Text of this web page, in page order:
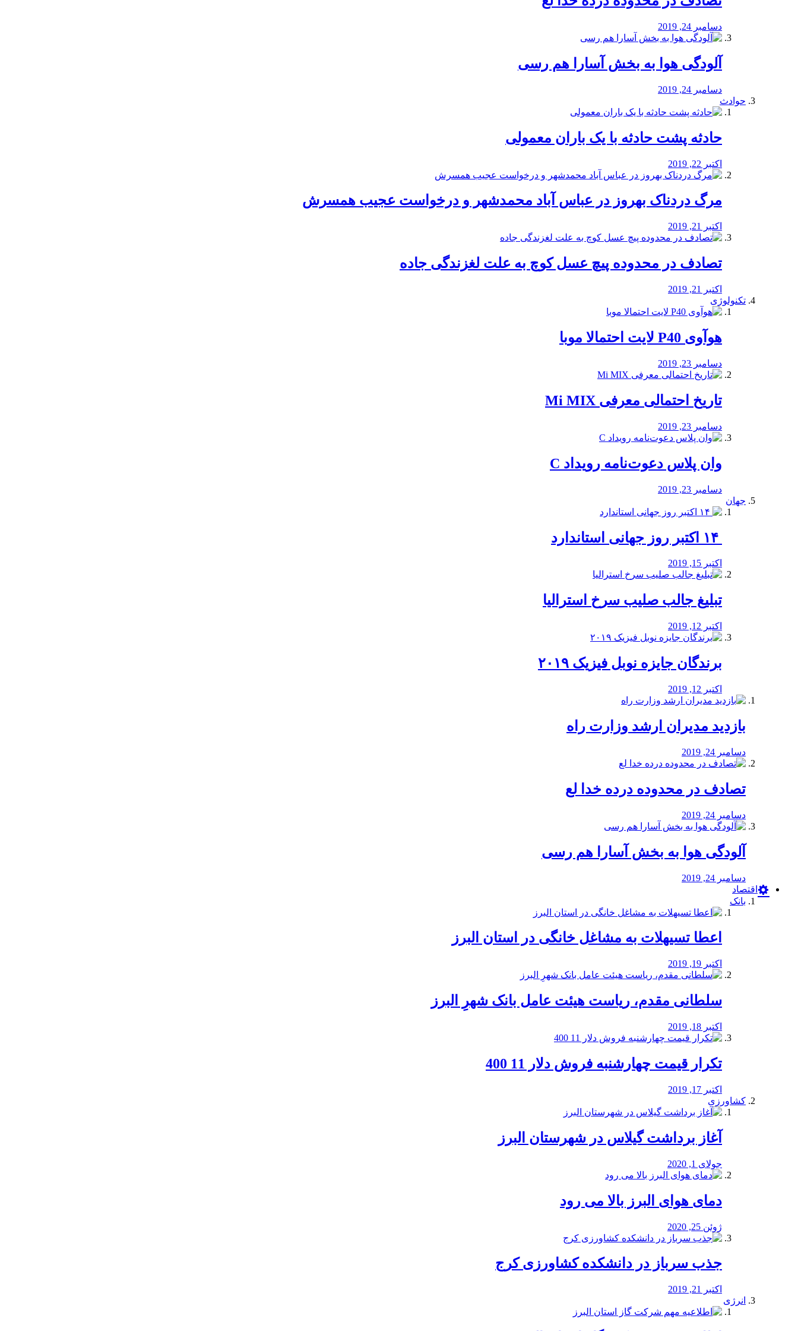
دسامبر 24, 2019
آلودگی هوا به بخش آسارا هم رسی
دسامبر 24, 2019
حوادث
️حادثه پشت حادثه با یک باران معمولی
اکتبر 22, 2019
مرگ دردناک بهروز در عباس آباد محمدشهر و درخواست عجیب همسرش
اکتبر 21, 2019
تصادف در محدوده پیچ عسل کوچ به علت لغزندگی جاده
اکتبر 21, 2019
تکنولوژی
هوآوی P40 لایت احتمالا موبا
دسامبر 23, 2019
تاریخ احتمالی معرفی Mi MIX
دسامبر 23, 2019
وان پلاس دعوت‌نامه رویداد C
دسامبر 23, 2019
جهان
اکتبر 15, 2019
تبلیغ جالب صلیب سرخ استرالیا
اکتبر 12, 2019
برندگان جایزه نوبل فیزیک ۲۰۱۹
اکتبر 12, 2019
بازدید مدیران ارشد وزارت راه
دسامبر 24, 2019
تصادف در محدوده درده خدا لع
دسامبر 24, 2019
آلودگی هوا به بخش آسارا هم رسی
دسامبر 24, 2019
اقتصاد
بانک
️اعطا تسیهلات به مشاغل خانگی در استان البرز
اکتبر 19, 2019
سلطانی مقدم، ریاست هیئت عامل بانک شهرِ البرز
اکتبر 18, 2019
تکرار قیمت چهارشنبه فروش دلار 11 400
اکتبر 17, 2019
کشاورزی
آغاز برداشت گیلاس در شهرستان البرز
جولای 1, 2020
دمای هوای البرز بالا می رود
ژوئن 25, 2020
جذب سرباز در دانشکده کشاورزی کرج
اکتبر 21, 2019
انرژی